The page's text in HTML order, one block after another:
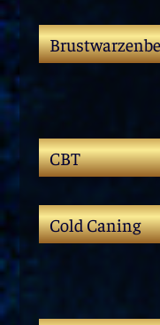
CBT
Cold Caning